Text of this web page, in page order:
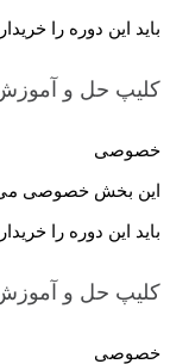
باید این دوره را
کلیپ حل و
خصوصی
این بخش خصوصی می
باید این دوره را
کلیپ حل و
خصوصی